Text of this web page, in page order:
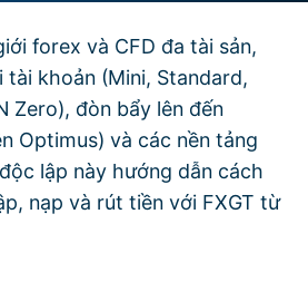
forex và CFD đa tài sản,
tài khoản (Mini, Standard,
Zero), đòn bẩy lên đến
Optimus) và các nền tảng
lập này hướng dẫn cách
nạp và rút tiền với FXGT từ